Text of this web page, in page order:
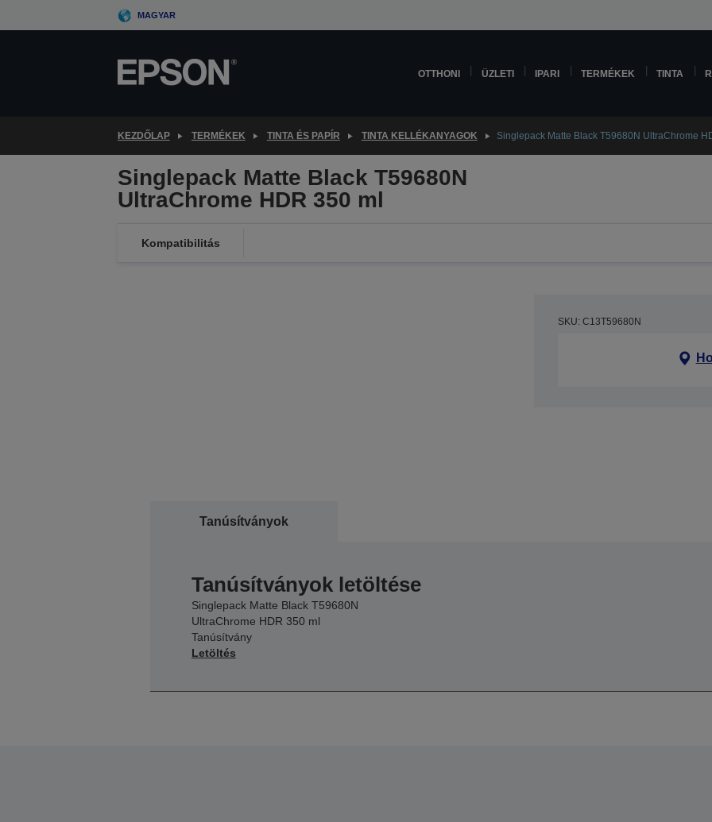
to
MAGYAR
OTTHONI ÜZLETI IPARI TERMÉKEK TINTA
KEZDŐLAP TERMÉKEK TINTA ÉS PAPÍR TINTA KELLÉKANYAGOK Singlepack Matte Black T59680N UltraChrome
Singlepack Matte Black T59680N
UltraChrome HDR 350 ml
Kompatibilitás
SKU: C13T59680N
Tanúsítványok
Tanúsítványok letöltése
Singlepack Matte Black T59680N
UltraChrome HDR 350 ml
Tanúsítvány
Letöltés